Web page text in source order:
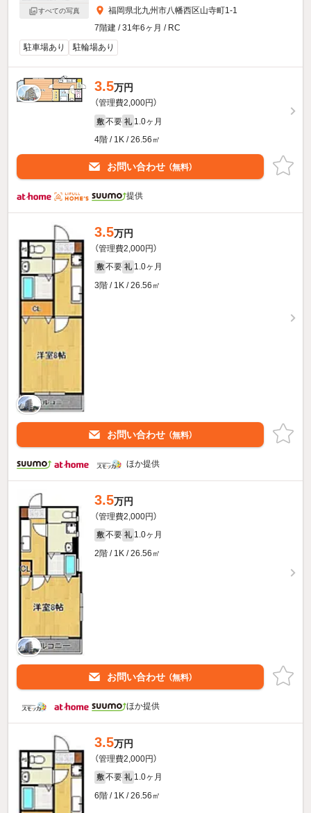
すべての写真
福岡県北九州市八幡西区山寺町1-1
7階建 / 31年6ヶ月 / RC
駐車場あり
駐輪場あり
3.5万円
（管理費2,000円）
敷 不要 礼 1.0ヶ月
4階 / 1K / 26.56㎡
お問い合わせ （無料）
提供
3.5万円
（管理費2,000円）
敷 不要 礼 1.0ヶ月
3階 / 1K / 26.56㎡
お問い合わせ （無料）
ほか提供
3.5万円
（管理費2,000円）
敷 不要 礼 1.0ヶ月
2階 / 1K / 26.56㎡
お問い合わせ （無料）
ほか提供
3.5万円
（管理費2,000円）
敷 不要 礼 1.0ヶ月
6階 / 1K / 26.56㎡